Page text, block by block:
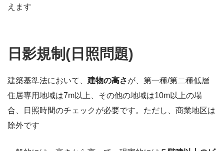
えます
日影規制(日照問題)
建築基準法において、 建物の高さが、第一種/第二種低層
住居専用地域は7m以上、その他の地域は10m以上の場
合、日照時間のチェックが必要です。ただし、商業地区は
除外です